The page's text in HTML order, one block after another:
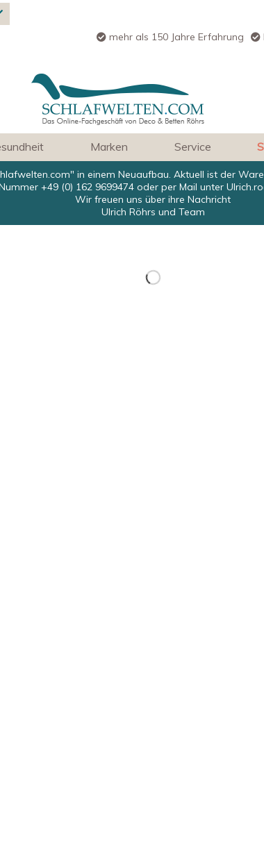
mehr als 150 Jahre Erfahrung
Marken Service
in einem Neuaufbau. Aktuell ist der
+49 (0) 162 9699474 oder per Mail unter
Wir freuen uns über ihre Nachricht
Ulrich Röhrs und Team